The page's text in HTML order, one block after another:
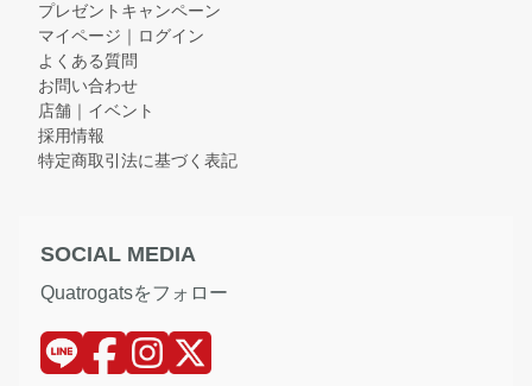
プレゼントキャンペーン
マイページ｜ログイン
よくある質問
お問い合わせ
店舗｜イベント
採用情報
特定商取引法に基づく表記
SOCIAL MEDIA
Quatrogatsをフォロー